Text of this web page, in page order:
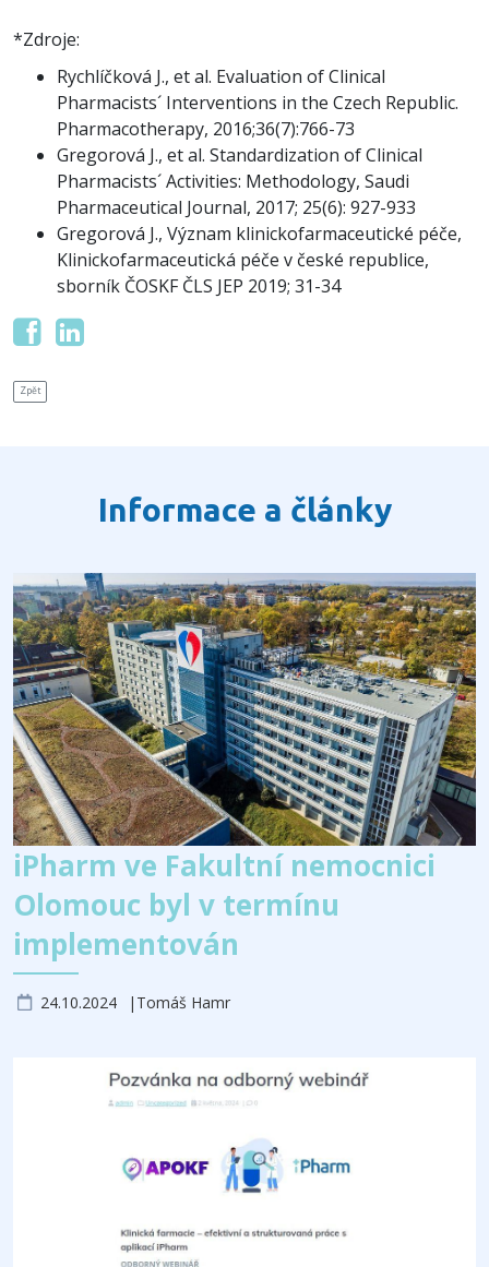
*Zdroje:
Rychlíčková J., et al. Evaluation of Clinical
Pharmacists´ Interventions in the Czech Republic.
Pharmacotherapy, 2016;36(7):766-73
Gregorová J., et al. Standardization of Clinical
Pharmacists´ Activities: Methodology, Saudi
Pharmaceutical Journal, 2017; 25(6): 927-933
Gregorová J., Význam klinickofarmaceutické péče,
Klinickofarmaceutická péče v české republice,
sborník ČOSKF ČLS JEP 2019; 31-34
Zpět
Informace a články
iPharm ve Fakultní nemocnici
Olomouc byl v termínu
implementován
24.10.2024 Tomáš Hamr